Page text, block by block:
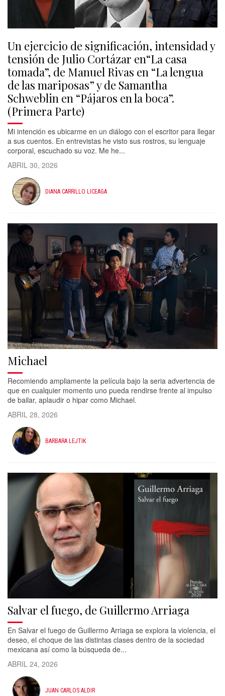
Un ejercicio de significación, intensidad y
tensión de Julio Cortázar en“La casa
tomada”, de Manuel Rivas en “La lengua
de las mariposas” y de Samantha
Schweblin en “Pájaros en la boca”.
(Primera Parte)
Mi intención es ubicarme en un diálogo con el escritor para llegar
a sus cuentos. En entrevistas he visto sus rostros, su lenguaje
corporal, escuchado su voz. Me he...
ABRIL 30, 2026
DIANA CARRILLO LICEAGA
Michael
Recomiendo ampliamente la película bajo la seria advertencia de
que en cualquier momento uno pueda rendirse frente al impulso
de bailar, aplaudir o hipar como Michael.
ABRIL 28, 2026
BARBARA LEJTIK
Salvar el fuego, de Guillermo Arriaga
En Salvar el fuego de Guillermo Arriaga se explora la violencia, el
deseo, el choque de las distintas clases dentro de la sociedad
mexicana así como la búsqueda de...
ABRIL 24, 2026
JUAN CARLOS ALDIR